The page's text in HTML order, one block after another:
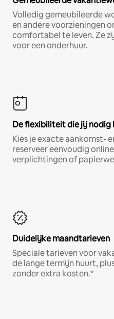
Volledig gemeubileerde
en andere voorzieningen
comfortabel te leven. Ze
voor een onderhuur.
De flexibiliteit die jij nodig
Kies je exacte aankomst-
reserveer eenvoudig
verplichtingen of
Duidelijke maandtarieven
Speciale tarieven voor
de lange termijn huurt,
zonder extra kosten.*